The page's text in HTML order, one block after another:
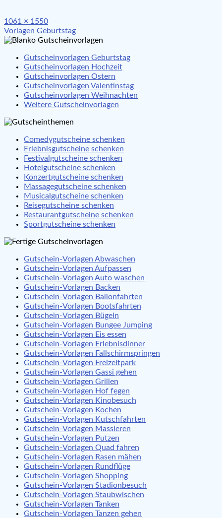
Full
size
1061 × 1550
Beitragsnavigation
Vorlagen Geburtstag
Gutscheinvorlagen Geburtstag
Gutscheinvorlagen Hochzeit
Gutscheinvorlagen Ostern
Gutscheinvorlagen Valentinstag
Gutscheinvorlagen Weihnachten
Weitere Gutscheinvorlagen
Comedygutscheine schenken
Erlebnisgutscheine schenken
Festivalgutscheine schenken
Hotelgutscheine schenken
Konzertgutscheine schenken
Massagegutscheine schenken
Musicalgutscheine schenken
Reisegutscheine schenken
Restaurantgutscheine schenken
Sportgutscheine schenken
Gutschein-Vorlagen Abwaschen
Gutschein-Vorlagen Aufpassen
Gutschein-Vorlagen Auto waschen
Gutschein-Vorlagen Backen
Gutschein-Vorlagen Ballonfahrten
Gutschein-Vorlagen Bootsfahrten
Gutschein-Vorlagen Bügeln
Gutschein-Vorlagen Bungee Jumping
Gutschein-Vorlagen Eis essen
Gutschein-Vorlagen Erlebnisdinner
Gutschein-Vorlagen Fallschirmspringen
Gutschein-Vorlagen Freizeitpark
Gutschein-Vorlagen Gassi gehen
Gutschein-Vorlagen Grillen
Gutschein-Vorlagen Hof fegen
Gutschein-Vorlagen Kinobesuch
Gutschein-Vorlagen Kochen
Gutschein-Vorlagen Kutschfahrten
Gutschein-Vorlagen Massieren
Gutschein-Vorlagen Putzen
Gutschein-Vorlagen Quad fahren
Gutschein-Vorlagen Rasen mähen
Gutschein-Vorlagen Rundflüge
Gutschein-Vorlagen Shopping
Gutschein-Vorlagen Stadionbesuch
Gutschein-Vorlagen Staubwischen
Gutschein-Vorlagen Tanken
Gutschein-Vorlagen Tanzen gehen